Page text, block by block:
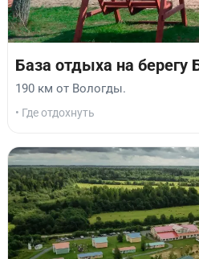
База отдыха на берегу
190 км от Вологды.
• Где отдохнуть